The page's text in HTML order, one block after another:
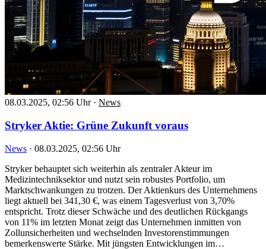
08.03.2025, 02:56 Uhr · News
Stryker Aktie: Grüne Zukunft voraus
News · 08.03.2025, 02:56 Uhr
Stryker behauptet sich weiterhin als zentraler Akteur im
Medizintechniksektor und nutzt sein robustes Portfolio, um
Marktschwankungen zu trotzen. Der Aktienkurs des Unternehmens
liegt aktuell bei 341,30 €, was einem Tagesverlust von 3,70%
entspricht. Trotz dieser Schwäche und des deutlichen Rückgangs
von 11% im letzten Monat zeigt das Unternehmen inmitten von
Zollunsicherheiten und wechselnden Investorenstimmungen
bemerkenswerte Stärke. Mit jüngsten Entwicklungen im…